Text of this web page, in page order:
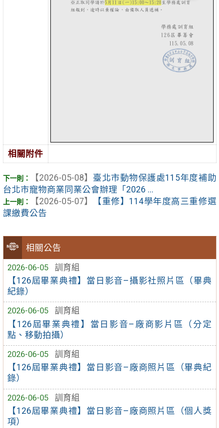
相關公告
2026-06-05
訓育組
【126屆畢業典禮】當日影音–攝影社照片區（畢典
紀錄）
2026-06-05
訓育組
【126屆畢業典禮】當日影音–廠商影片區（分定
點、移動拍攝）
2026-06-05
訓育組
【126屆畢業典禮】當日影音–廠商照片區（畢典紀
錄）
2026-06-05
訓育組
【126屆畢業典禮】當日影音–廠商照片區（個人獎
項）
相關附件
【2026-05-08】 臺北市動物保護處115年度補助
台北市寵物商業同業公會辦理「2026 ...
【2026-05-07】
【重修】114學年度高三重修選
課繳費公告